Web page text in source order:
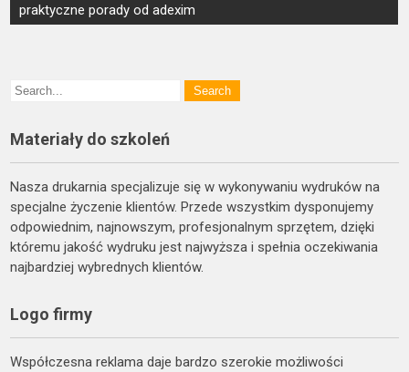
praktyczne porady od adexim
Materiały do szkoleń
Nasza drukarnia specjalizuje się w wykonywaniu wydruków na
specjalne życzenie klientów. Przede wszystkim dysponujemy
odpowiednim, najnowszym, profesjonalnym sprzętem, dzięki
któremu jakość wydruku jest najwyższa i spełnia oczekiwania
najbardziej wybrednych klientów.
Logo firmy
Współczesna reklama daje bardzo szerokie możliwości